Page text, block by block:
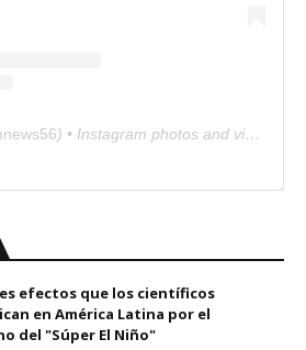
) • Instagram photos and videos
efectos que los científicos
en América Latina por el
del "Súper El Niño"